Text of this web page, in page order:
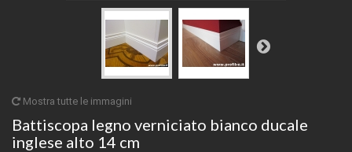
Mostra tutte le immagini
Battiscopa legno verniciato bianco ducale
inglese alto 14 cm